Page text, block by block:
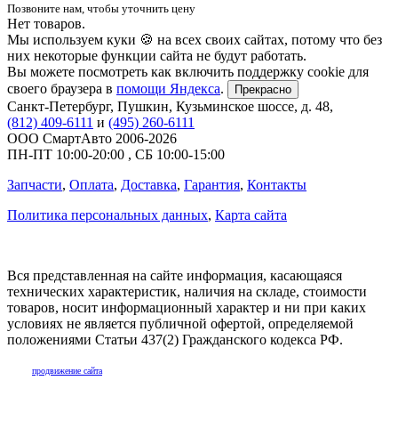
Позвоните нам, чтобы уточнить цену
Нет товаров.
Мы используем куки 🍪 на всех своих сайтах, потому что без
них некоторые функции сайта не будут работать.
Вы можете посмотреть как включить поддержку cookie для
своего браузера в помощи Яндекса. Прекрасно
Санкт-Петербург, Пушкин, Кузьминское шоссе, д. 48,
(812) 409-6111 и (495) 260-6111
ООО СмартАвто 2006-2026
ПН-ПТ 10:00-20:00 , СБ 10:00-15:00
Запчасти, Оплата, Доставка, Гарантия, Контакты
Политика персональных данных, Карта сайта
Вся представленная на сайте информация, касающаяся
технических характеристик, наличия на складе, стоимости
товаров, носит информационный характер и ни при каких
условиях не является публичной офертой, определяемой
положениями Статьи 437(2) Гражданского кодекса РФ.
продвижение сайта